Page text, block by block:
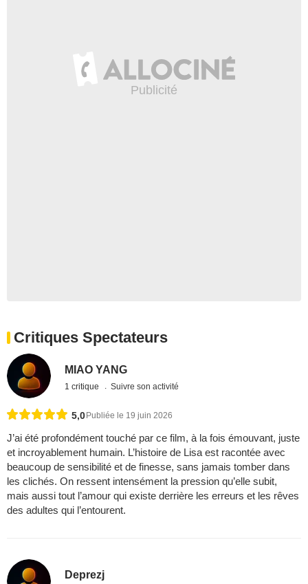
Critiques Spectateurs
MIAO YANG
1 critique Suivre son activité
5,0Publiée le 19 juin 2026
J’ai été profondément touché par ce film, à la fois émouvant, juste
et incroyablement humain. L’histoire de Lisa est racontée avec
beaucoup de sensibilité et de finesse, sans jamais tomber dans
les clichés. On ressent intensément la pression qu’elle subit,
mais aussi tout l’amour qui existe derrière les erreurs et les rêves
des adultes qui l’entourent.
Deprezj